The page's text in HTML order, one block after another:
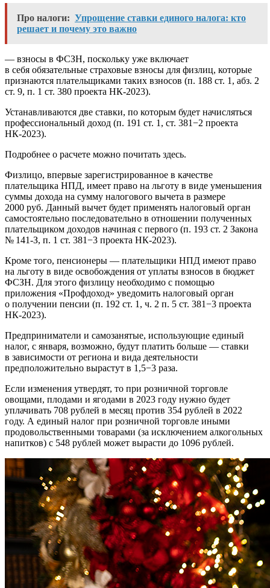
Про налоги: Упрощение ставки единого налога: кто
решает и почему это важно
— взносы в ФСЗН, поскольку уже включает
в себя обязательные страховые взносы для физлиц, которые
признаются плательщиками таких взносов (п. 188 ст. 1, абз. 2
ст. 9, п. 1 ст. 380 проекта НК-2023).
Устанавливаются две ставки, по которым будет начисляться
профессиональный доход (п. 191 ст. 1, ст. 381−2 проекта
НК-2023).
Подробнее о расчете можно почитать здесь.
Физлицо, впервые зарегистрированное в качестве
плательщика НПД, имеет право на льготу в виде уменьшения
суммы дохода на сумму налогового вычета в размере
2000 руб. Данный вычет будет применять налоговый орган
самостоятельно последовательно в отношении полученных
плательщиком доходов начиная с первого (п. 193 ст. 2 Закона
№ 141-З, п. 1 ст. 381−3 проекта НК-2023).
Кроме того, пенсионеры — плательщики НПД имеют право
на льготу в виде освобождения от уплаты взносов в бюджет
ФСЗН. Для этого физлицу необходимо с помощью
приложения «Профдоход» уведомить налоговый орган
о получении пенсии (п. 192 ст. 1, ч. 2 п. 5 ст. 381−3 проекта
НК-2023).
Предприниматели и самозанятые, использующие единый
налог, с января, возможно, будут платить больше — ставки
в зависимости от региона и вида деятельности
предположительно вырастут в 1,5−3 раза.
Если изменения утвердят, то при розничной торговле
овощами, плодами и ягодами в 2023 году нужно будет
уплачивать 708 рублей в месяц против 354 рублей в 2022
году. А единый налог при розничной торговле иными
продовольственными товарами (за исключением алкогольных
напитков) с 548 рублей может вырасти до 1096 рублей.